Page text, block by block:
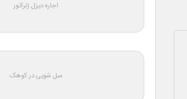
اجاره دیزل ژنراتور
مبل شویی در کوهک